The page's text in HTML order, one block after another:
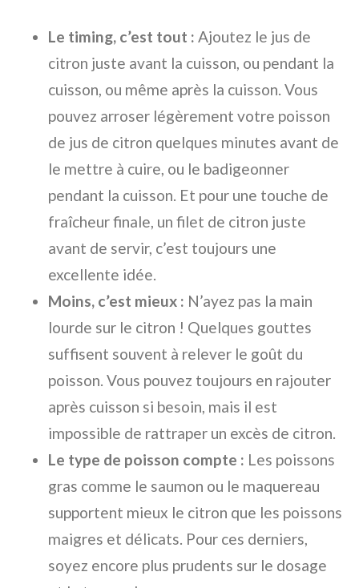
Le timing, c’est tout : Ajoutez le jus de
citron juste avant la cuisson, ou pendant la
cuisson, ou même après la cuisson. Vous
pouvez arroser légèrement votre poisson
de jus de citron quelques minutes avant de
le mettre à cuire, ou le badigeonner
pendant la cuisson. Et pour une touche de
fraîcheur finale, un filet de citron juste
avant de servir, c’est toujours une
excellente idée.
Moins, c’est mieux : N’ayez pas la main
lourde sur le citron ! Quelques gouttes
suffisent souvent à relever le goût du
poisson. Vous pouvez toujours en rajouter
après cuisson si besoin, mais il est
impossible de rattraper un excès de citron.
Le type de poisson compte : Les poissons
gras comme le saumon ou le maquereau
supportent mieux le citron que les poissons
maigres et délicats. Pour ces derniers,
soyez encore plus prudents sur le dosage